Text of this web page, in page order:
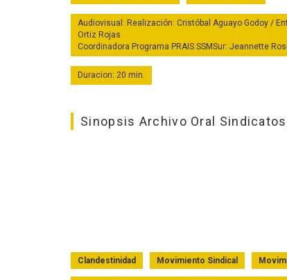
Audiovisual: Realización: Cristóbal Aguayo Godoy /
Ortiz Rojas
Coordinadora Programa PRAIS SSMSur: Jeannette
Duracion: 20 min.
Sinopsis Archivo Oral
Clandestinidad Movimiento Sindical